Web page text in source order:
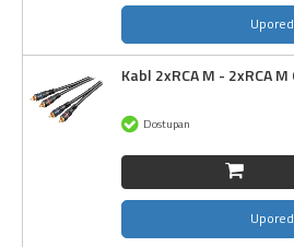
Kabl 2xRCA M - 2xRCA M
Dostupan